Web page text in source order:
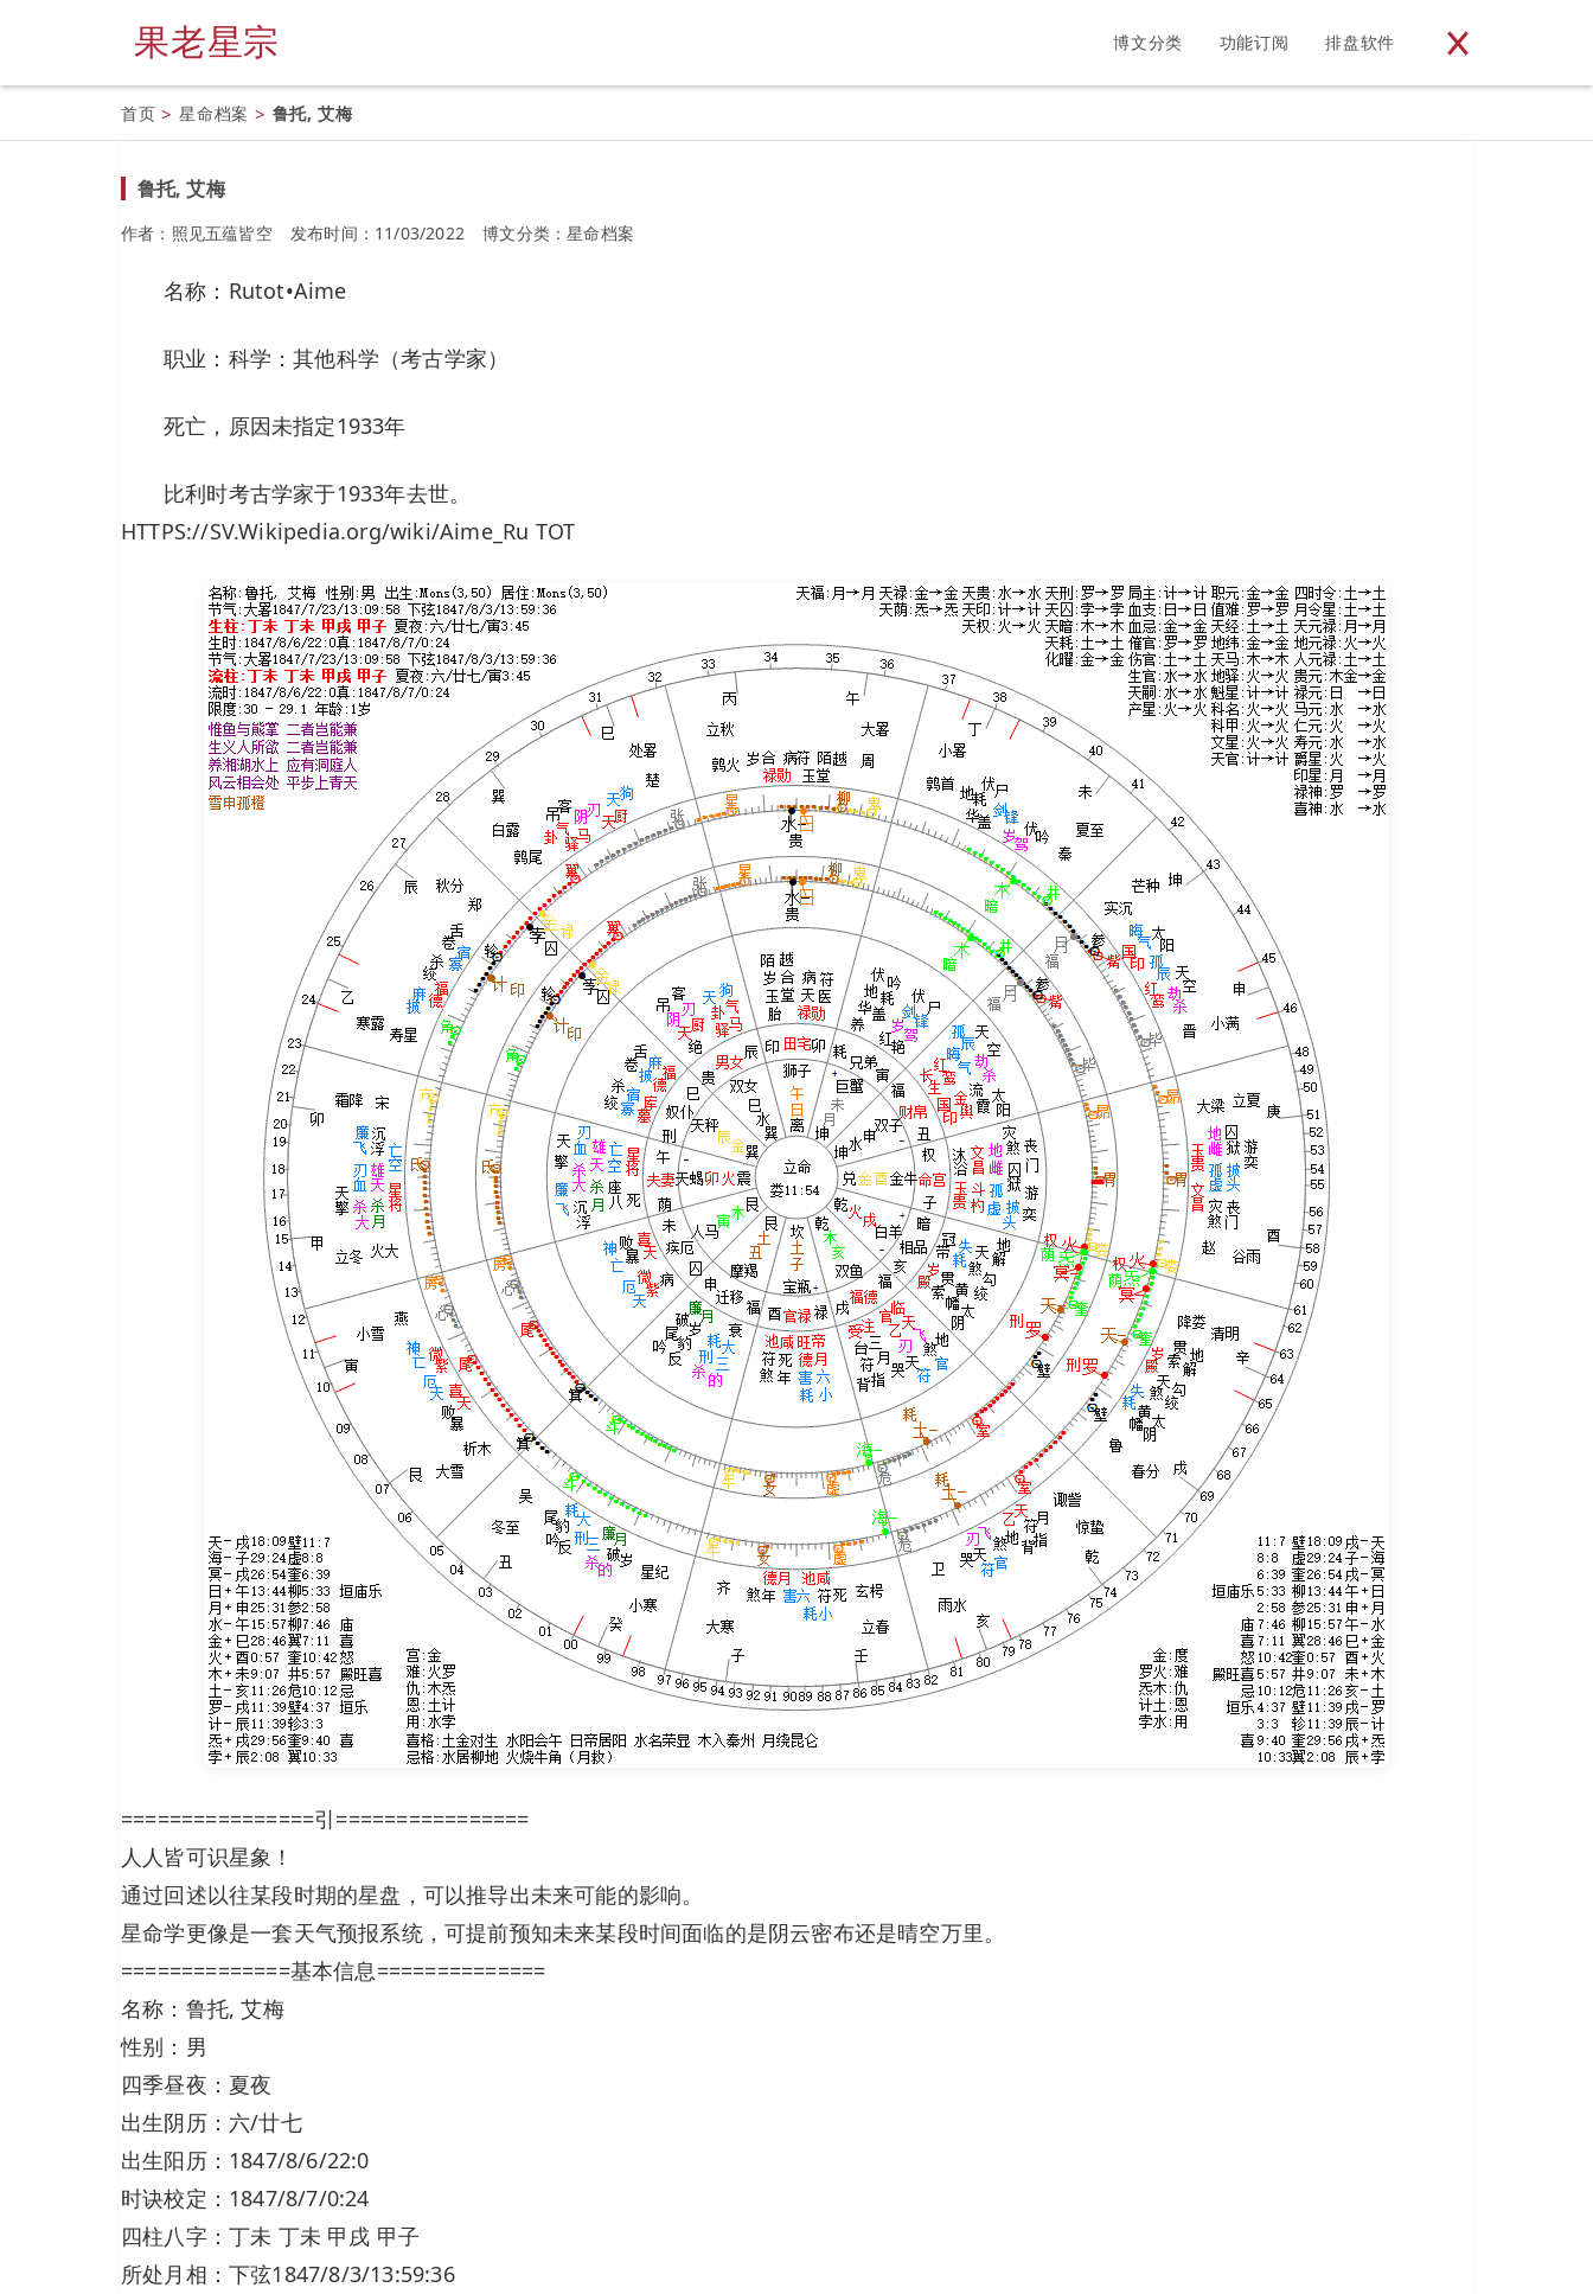
果老星宗 博文分类 功能订阅 排盘软件
首页 > 星命档案 > 鲁托, 艾梅
鲁托, 艾梅
作者：照见五蕴皆空 发布时间：11/03/2022 博文分类：星命档案
名称：Rutot•Aime
职业：科学：其他科学（考古学家）
死亡，原因未指定1933年
比利时考古学家于1933年去世。
HTTPS://SV.Wikipedia.org/wiki/Aime_Ru TOT
================引================
人人皆可识星象！
通过回述以往某段时期的星盘，可以推导出未来可能的影响。
星命学更像是一套天气预报系统，可提前预知未来某段时间面临的是阴云密布还是晴空万里。
==============基本信息==============
名称：鲁托, 艾梅
性别：男
四季昼夜：夏夜
出生阴历：六/廿七
出生阳历：1847/8/6/22:0
时诀校定：1847/8/7/0:24
四柱八字：丁未 丁未 甲戌 甲子
所处月相：下弦1847/8/3/13:59:36